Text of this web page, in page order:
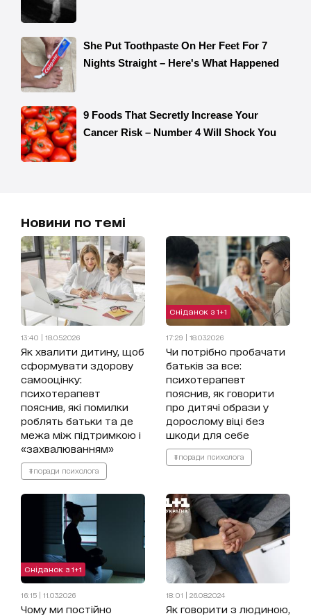
Новини по темі
13:40 | 18.05.2026
Як хвалити дитину, щоб
сформувати здорову
самооцінку:
психотерапевт
пояснив, які помилки
роблять батьки та де
межа між підтримкою і
«захвалюванням»
#поради психолога
Сніданок з 1+1
17:29 | 18.03.2026
Чи потрібно пробачати
батьків за все:
психотерапевт
пояснив, як говорити
про дитячі образи у
дорослому віці без
шкоди для себе
#поради психолога
Сніданок з 1+1
16:15 | 11.03.2026
Чому ми постійно
18:01 | 26.08.2024
Як говорити з людиною,